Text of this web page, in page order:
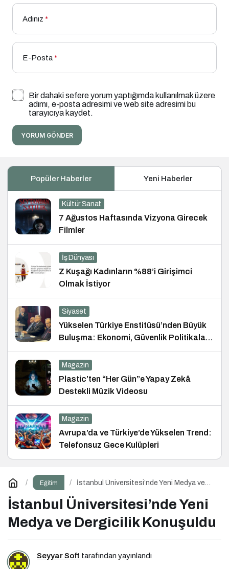
Adınız *
E-Posta*
Bir dahaki sefere yorum yaptığımda kullanılmak üzere
adımı, e-posta adresimi ve web site adresimi bu
tarayıcıya kaydet.
YORUM GÖNDER
Popüler Haberler Yeni Haberler
Kültür Sanat
7 Ağustos Haftasında Vizyona Girecek
Filmler
İş Dünyası
Z Kuşağı Kadınların %88’i Girişimci
Olmak İstiyor
Siyaset
Yükselen Türkiye Enstitüsü’nden Büyük
Buluşma: Ekonomi, Güvenlik Politikaları
ve Hukuk Konferansı
Magazin
Plastic’ten “Her Gün”e Yapay Zekâ
Destekli Müzik Videosu
Magazin
Avrupa’da ve Türkiye’de Yükselen Trend:
Telefonsuz Gece Kulüpleri
Eğitim
İstanbul Üniversitesi’nde Yeni Medya ve
İstanbul Üniversitesi’nde Yeni
Medya ve Dergicilik Konuşuldu
Seyyar Soft tarafından yayınlandı